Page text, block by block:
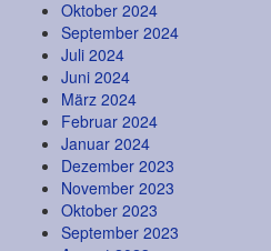
Oktober 2024
September 2024
Juli 2024
Juni 2024
März 2024
Februar 2024
Januar 2024
Dezember 2023
November 2023
Oktober 2023
September 2023